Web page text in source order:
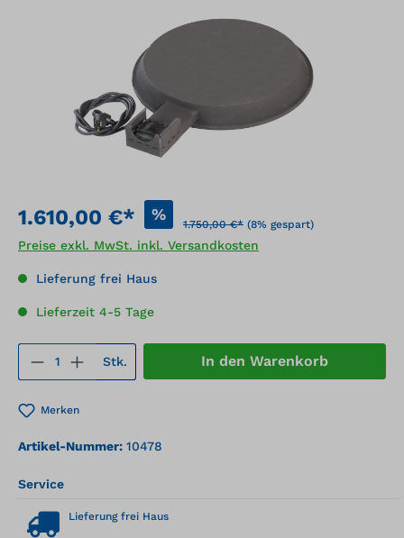
1.610,00 €* %
1.750,00 €* (8% gespart)
Preise exkl. MwSt. inkl. Versandkosten
Lieferung frei Haus
Lieferzeit 4-5 Tage
Produkt Anzahl: Gib den
Stk. In den Warenkorb
Merken
Artikel-Nummer: 10478
Service
Lieferung frei Haus